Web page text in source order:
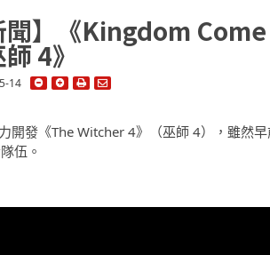
聞】《Kingdom
4》
14
開發《The Witcher 4》（巫師 4），雖然
伍。